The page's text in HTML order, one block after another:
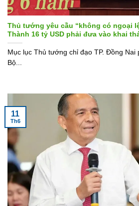
Thủ tướng yêu cầu “không có ngoại
Thành 16 tỷ USD phải đưa vào khai
Mục lục Thủ tướng chỉ đạo TP. Đồng Nai
Bộ...
11
Th6